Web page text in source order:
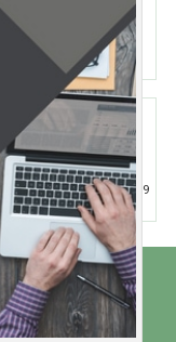
Event Olahraga
Siswa di
SMA
4 Nov 2024 | 699
Tentang Kami